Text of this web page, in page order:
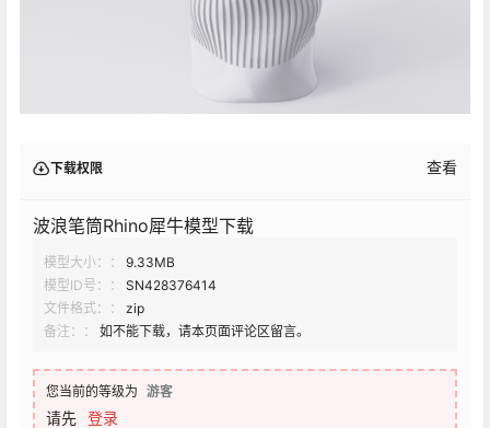
下载权限 查看
波浪笔筒Rhino犀牛模型下载
模型大小：：
9.33MB
模型ID号：：
SN428376414
文件格式：：
zip
备注：：
如不能下载，请本页面评论区留言。
您当前的等级为 游客
请先 登录